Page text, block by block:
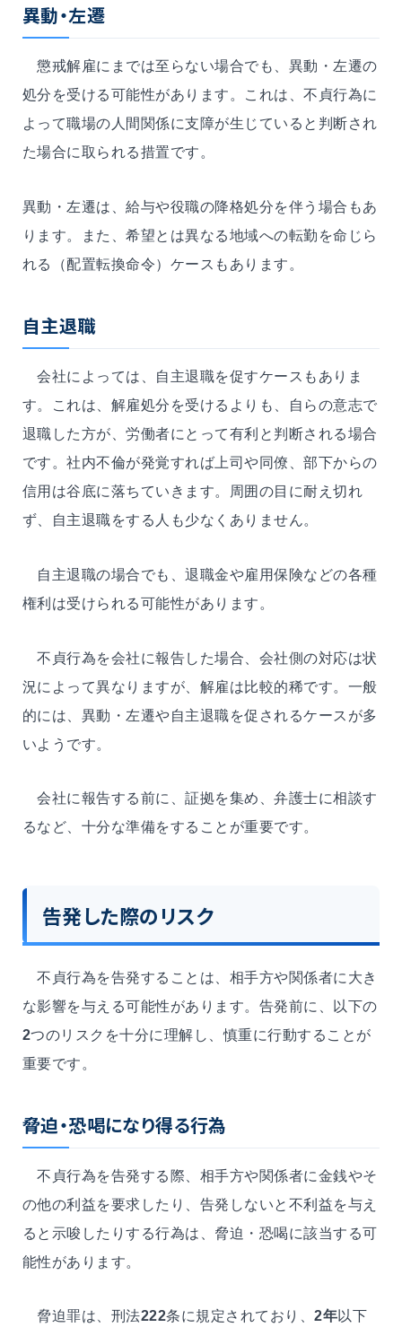
異動・左遷
懲戒解雇にまでは至らない場合でも、異動・左遷の
処分を受ける可能性があります。これは、不貞行為に
よって職場の人間関係に支障が生じていると判断され
た場合に取られる措置です。
異動・左遷は、給与や役職の降格処分を伴う場合もあ
ります。また、希望とは異なる地域への転勤を命じら
れる（配置転換命令）ケースもあります。
自主退職
会社によっては、自主退職を促すケースもありま
す。これは、解雇処分を受けるよりも、自らの意志で
退職した方が、労働者にとって有利と判断される場合
です。社内不倫が発覚すれば上司や同僚、部下からの
信用は谷底に落ちていきます。周囲の目に耐え切れ
ず、自主退職をする人も少なくありません。
自主退職の場合でも、退職金や雇用保険などの各種
権利は受けられる可能性があります。
不貞行為を会社に報告した場合、会社側の対応は状
況によって異なりますが、解雇は比較的稀です。一般
的には、異動・左遷や自主退職を促されるケースが多
いようです。
会社に報告する前に、証拠を集め、弁護士に相談す
るなど、十分な準備をすることが重要です。
告発した際のリスク
不貞行為を告発することは、相手方や関係者に大き
な影響を与える可能性があります。告発前に、以下の
2つのリスクを十分に理解し、慎重に行動することが
重要です。
脅迫・恐喝になり得る行為
不貞行為を告発する際、相手方や関係者に金銭やそ
の他の利益を要求したり、告発しないと不利益を与え
ると示唆したりする行為は、脅迫・恐喝に該当する可
能性があります。
脅迫罪は、刑法222条に規定されており、2年以下